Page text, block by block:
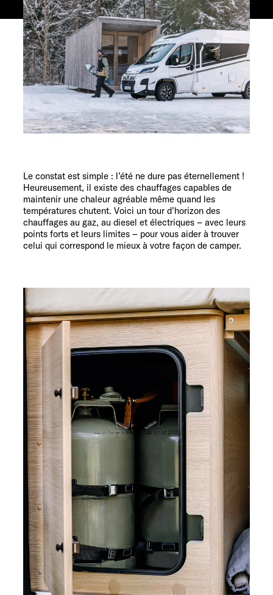
Le constat est simple : l’été ne dure pas éternellement !
Heureusement, il existe des chauffages capables de
maintenir une chaleur agréable même quand les
températures chutent. Voici un tour d’horizon des
chauffages au gaz, au diesel et électriques – avec leurs
points forts et leurs limites – pour vous aider à trouver
celui qui correspond le mieux à votre façon de camper.